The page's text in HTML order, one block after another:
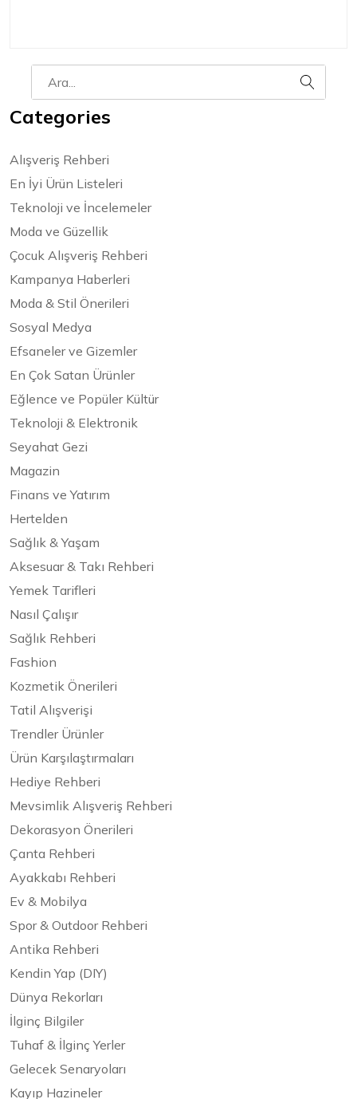
Categories
Alışveriş Rehberi
En İyi Ürün Listeleri
Teknoloji ve İncelemeler
Moda ve Güzellik
Çocuk Alışveriş Rehberi
Kampanya Haberleri
Moda & Stil Önerileri
Sosyal Medya
Efsaneler ve Gizemler
En Çok Satan Ürünler
Eğlence ve Popüler Kültür
Teknoloji & Elektronik
Seyahat Gezi
Magazin
Finans ve Yatırım
Hertelden
Sağlık & Yaşam
Aksesuar & Takı Rehberi
Yemek Tarifleri
Nasıl Çalışır
Sağlık Rehberi
Fashion
Kozmetik Önerileri
Tatil Alışverişi
Trendler Ürünler
Ürün Karşılaştırmaları
Hediye Rehberi
Mevsimlik Alışveriş Rehberi
Dekorasyon Önerileri
Çanta Rehberi
Ayakkabı Rehberi
Ev & Mobilya
Spor & Outdoor Rehberi
Antika Rehberi
Kendin Yap (DIY)
Dünya Rekorları
İlginç Bilgiler
Tuhaf & İlginç Yerler
Gelecek Senaryoları
Kayıp Hazineler